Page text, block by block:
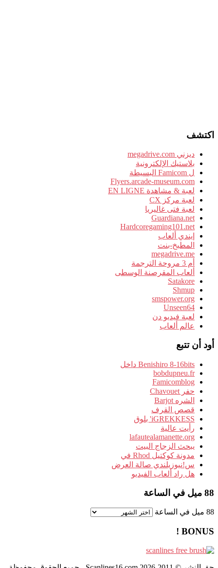
اكتشف
ديزني megadrive.com
بلاستيك الإلكترونية
ل Famicom البسيطة
Flyers.arcade-museum.com
لعبة & مشاهدة EN LIGNE
لعبة مركز CX
لعبة فتى غاليريا
Guardiana.net
Hardcoregaming101.net
إيندي ألعاب
المطبخ-بنت
megadrive.me
أم 3 مروحة الترجمة
ألعاب المقرصنة الوسطى
Satakore
Shmup
smspower.org
Unseen64
لعبة فيديو دن
عالم ألعاب
أود أن تتبع
Benishiro 8-16bits داخل
bobdupneu.fr
Famicomblog
حفر Chavouet
الشره Barjot
قصص القرف
iGREKKESS' بلوق
رأيت عالية
lafautealamanette.org
يبحث الزجاج البيت
مدونة كوكتيل Rhod في
س!نيوزيلندي صالة العرض
هل راد ألعاب الفيديو
88 ميل في الساعة
88 ميل في الساعة
BONUS !